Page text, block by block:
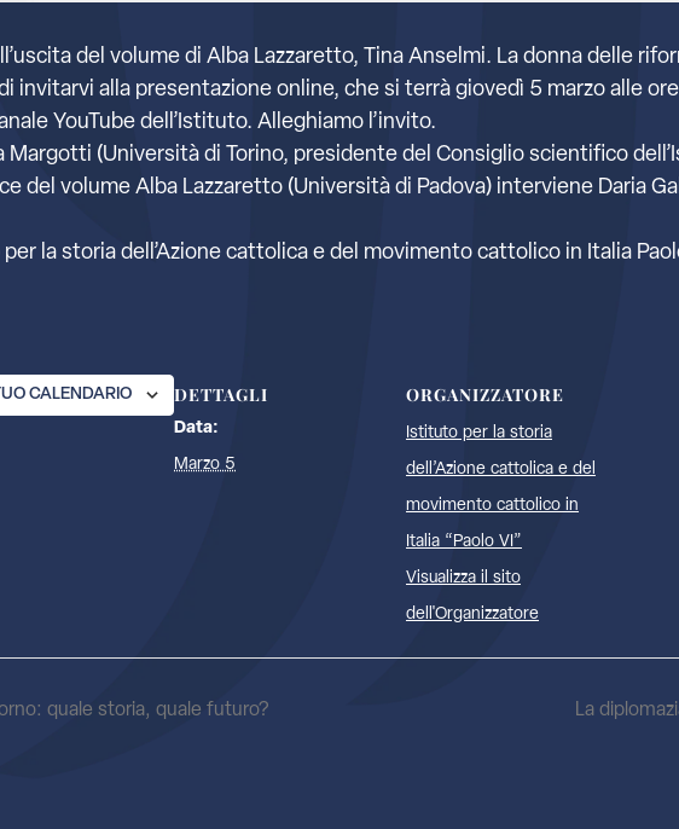
del volume di Alba Lazzaretto, Tina Anselmi. La donna delle
invitarvi alla presentazione online, che si terrà giovedì 5 marzo alle
YouTube dell’Istituto. Alleghiamo l’invito.
Margotti (Università di Torino, presidente del Consiglio scientifico
del volume Alba Lazzaretto (Università di Padova) interviene Daria
la storia dell’Azione cattolica e del movimento cattolico in Italia
CALENDARIO DETTAGLI
Data:
Marzo 5
ORGANIZZATORE
Istituto per la storia
dell’Azione cattolica e del
movimento cattolico in
Italia “Paolo VI”
Visualizza il sito
dell'Organizzatore
quale storia, quale futuro? La